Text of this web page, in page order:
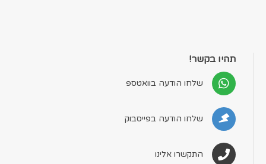
תהיו בקשר!
שלחו הודעה בוואטספ
שלחו הודעה בפייסבוק
התקשרו אלינו